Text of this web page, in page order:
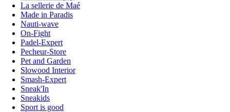
La sellerie de Maé
Made in Paradis
Nauti-wave
On-Fight
Padel-Expert
Pecheur-Store
Pet and Garden
Slowood Interior
Smash-Expert
Sneak'In
Sneakids
Sport is good